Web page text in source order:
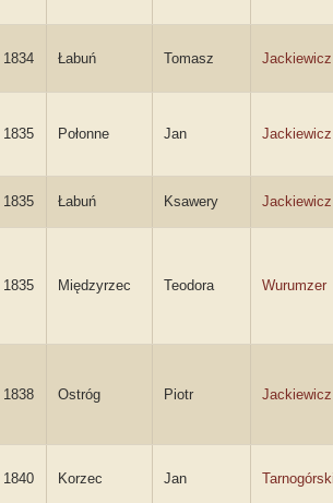
1834 Łabuń Tomasz Jackiewicz
1835 Połonne Jan Jackiewicz
1835 Łabuń Ksawery Jackiewicz
1835 Międzyrzec Teodora Wurumzer
1838 Ostróg Piotr Jackiewicz
1840 Korzec Jan